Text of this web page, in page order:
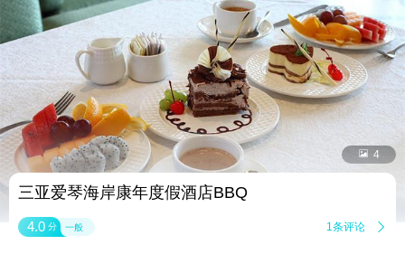
 4
三亚爱琴海岸康年度假酒店BBQ
4.0 分 一般 1条评论 
